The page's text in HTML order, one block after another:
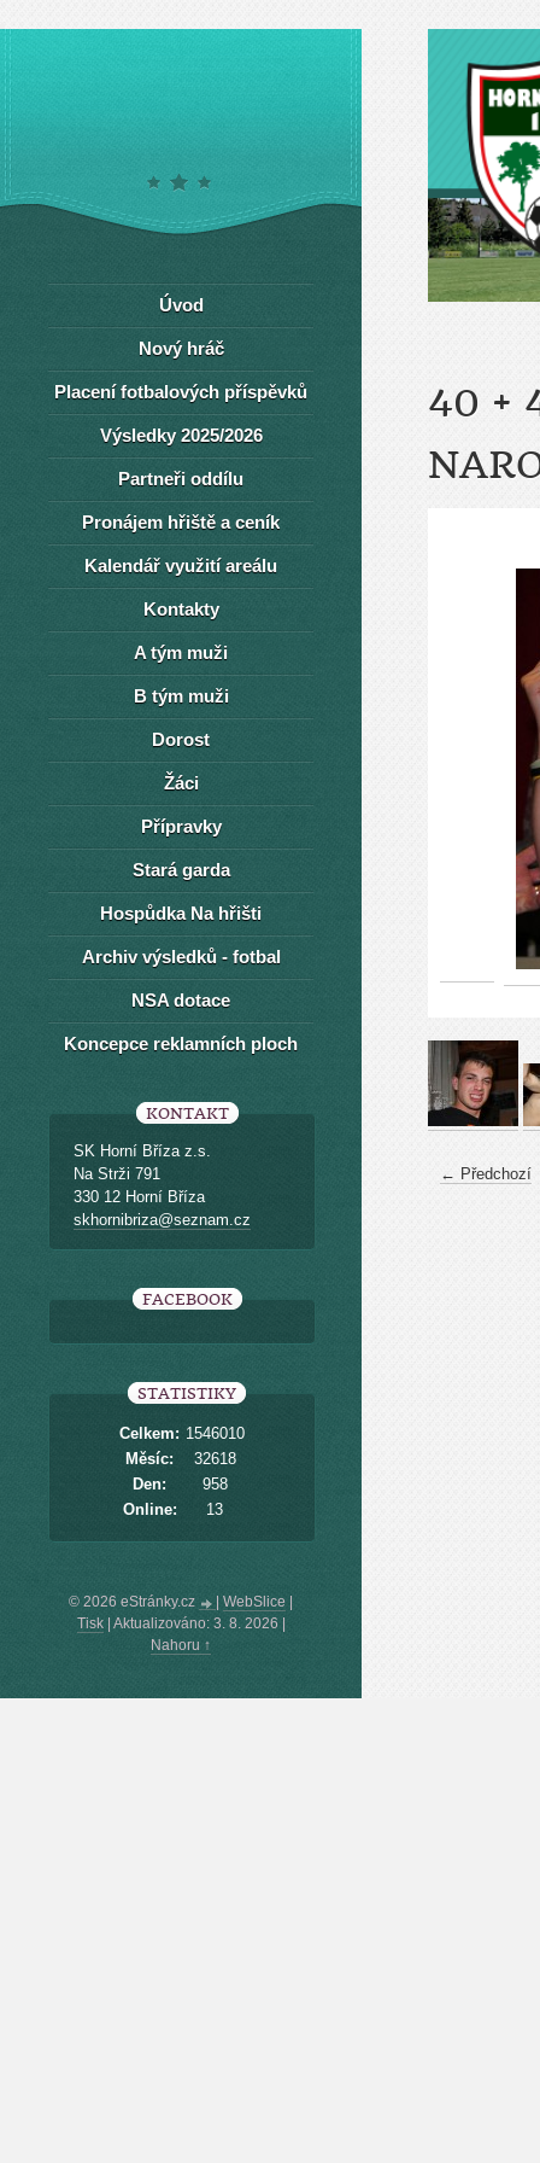
40 +
← Předchozí
Úvod
Nový hráč
Placení fotbalových příspěvků
Výsledky 2025/2026
Partneři oddílu
Pronájem hřiště a ceník
Kalendář využití areálu
Kontakty
A tým muži
B tým muži
Dorost
Žáci
Přípravky
Stará garda
Hospůdka Na hřišti
Archiv výsledků - fotbal
NSA dotace
Koncepce reklamních ploch
KONTAKT
SK Horní Bříza z.s.
Na Strži 791
330 12 Horní Bříza
skhornibriza@seznam.cz
FACEBOOK
STATISTIKY
Online: 13
Celkem: 1546010
Měsíc:
32618
Den:
958
© 2026 eStránky.cz WebSlice
Tisk| Aktualizováno: 3. 8. 2026
Nahoru ↑